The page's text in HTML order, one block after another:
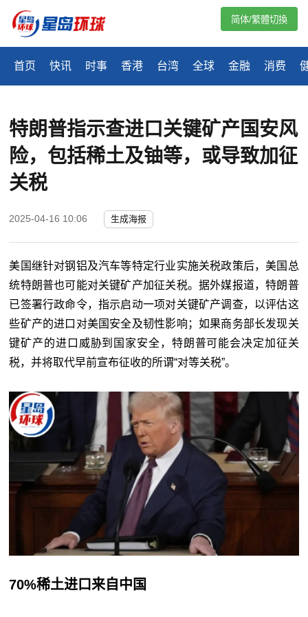
首页 快讯 时事 香港 台湾 全球 金融 消费
简体/繁體切換
特朗普指示查进口关键矿产国安风
险，包括稀土及铀等，或导致加征
关税
2025-04-16 10:06 生成海报
美国继针对钢铝及汽车等特定行业实施关税政策后，美国总
统特朗普也可能对关键矿产加征关税。据外媒报道，特朗普
已签署行政命令，指示启动一项对关键矿产调查，以评估这
些矿产的进口对美国安全及韧性影响；如果商务部长发现关
键矿产的进口威胁到国家安全，特朗普可能会决定加征关
税，并将取代早前宣布征收的所谓“对等关税”。
70%稀土进口来自中国